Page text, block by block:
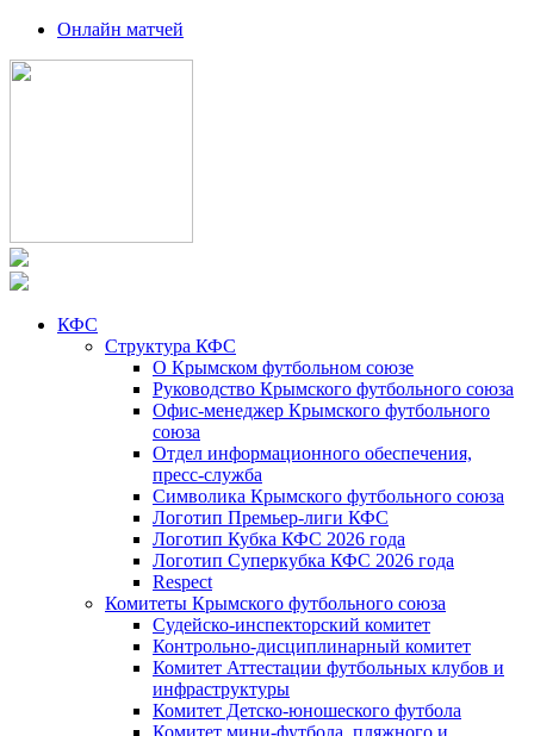
Онлайн матчей
КФС
Структура КФС
О Крымском футбольном союзе
Руководство Крымского футбольного союза
Офис-менеджер Крымского футбольного
союза
Отдел информационного обеспечения,
пресс-служба
Символика Крымского футбольного союза
Логотип Премьер-лиги КФС
Логотип Кубка КФС 2026 года
Логотип Суперкубка КФС 2026 года
Respect
Комитеты Крымского футбольного союза
Судейско-инспекторский комитет
Контрольно-дисциплинарный комитет
Комитет Аттестации футбольных клубов и
инфраструктуры
Комитет Детско-юношеского футбола
Комитет мини-футбола, пляжного и